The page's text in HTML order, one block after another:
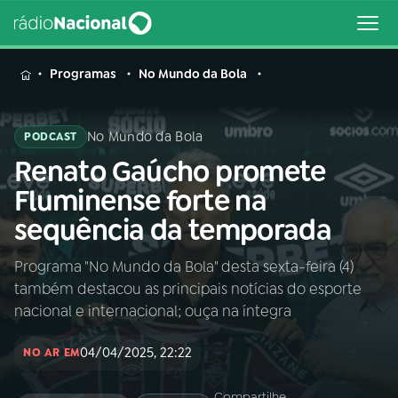
MENU
Buscar
na
Rádio
Nacional
Buscar
AO VIVO
INÍCIO
Programas No Mundo da Bola
PODCAST No Mundo da Bola
Renato Gaúcho promete
Fluminense forte na
sequência da temporada
Programa "No Mundo da Bola" desta sexta-feira (4)
também destacou as principais notícias do esporte
nacional e internacional; ouça na íntegra
NO AR EM04/04/2025, 22:22